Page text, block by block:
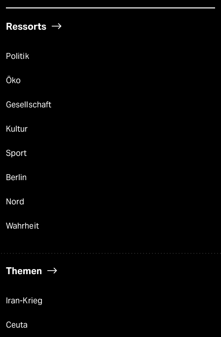
Ressorts
Politik
Öko
Gesellschaft
Kultur
Sport
Berlin
Nord
Wahrheit
Themen
Iran-Krieg
Ceuta